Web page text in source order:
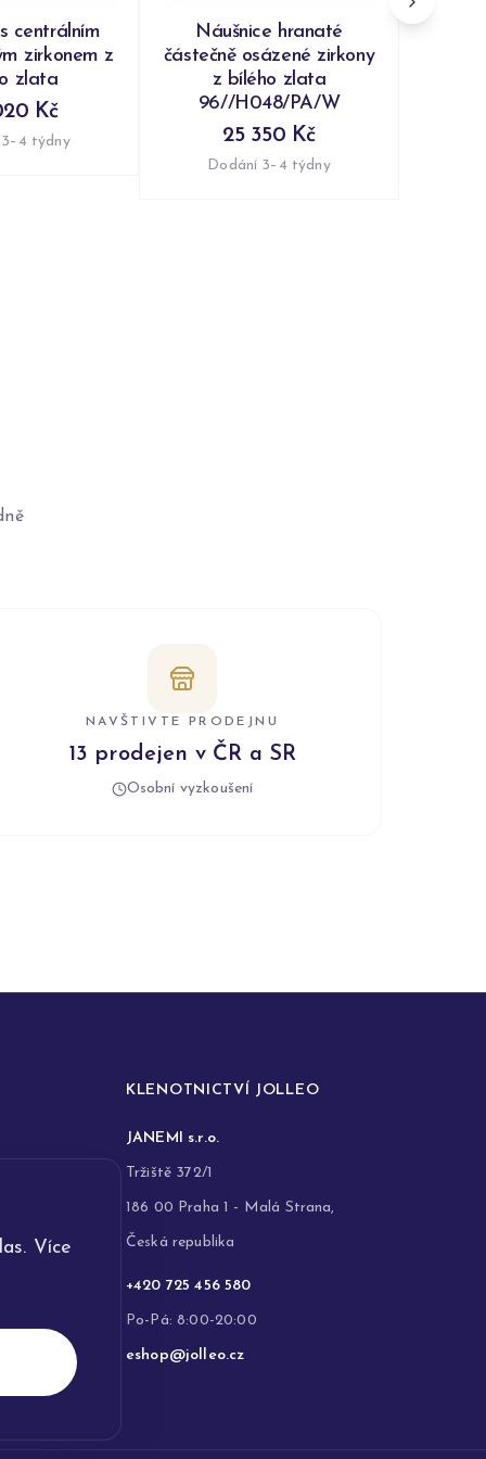
Více
centrálním
zirkonem z
zlata
Kč
týdny
Náušnice hranaté
částečně osázené zirkony
z bílého zlata
96//H048/PA/W
25 350 Kč
Dodání 3–4 týdny
NAVŠTIVTE PRODEJNU
13 prodejen v ČR a SR
Osobní vyzkoušení
KLENOTNICTVÍ JOLLEO
JANEMI s.r.o.
Tržiště 372/1
186 00 Praha 1 - Malá Strana,
Česká republika
+420 725 456 580
Po-Pá: 8:00-20:00
eshop@jolleo.cz